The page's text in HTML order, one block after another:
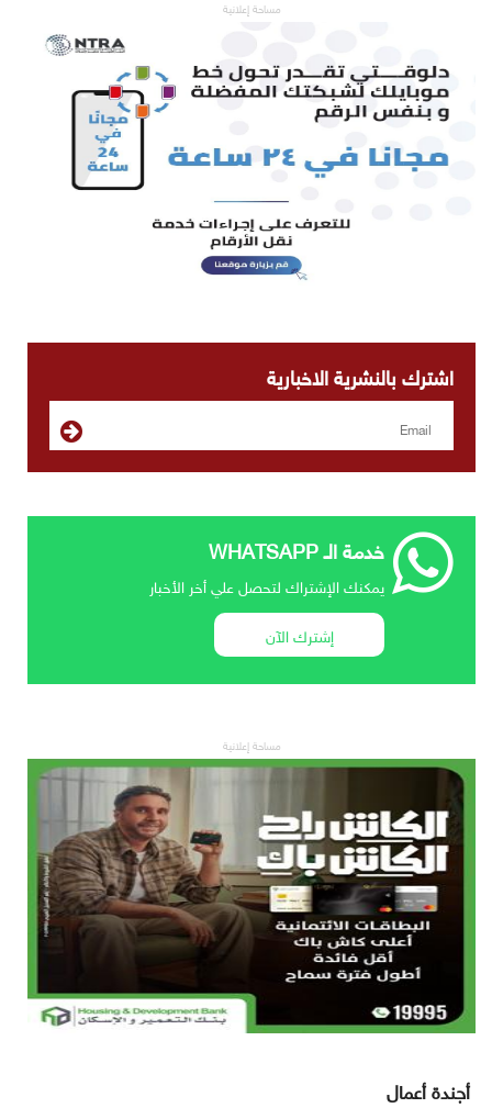
مساحة إعلانية
اشترك بالنشرية الاخبارية
خدمة الـ WHATSAPP
يمكنك الإشتراك لتحصل علي أخر الأخبار
إشترك الآن
مساحة إعلانية
أجندة أعمال